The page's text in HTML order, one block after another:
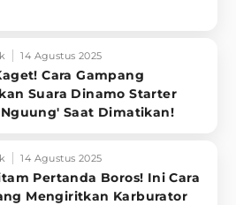
14 Agustus 2025
Cara Gampang
Suara Dinamo Starter
Saat Dimatikan!
14 Agustus 2025
Pertanda Boros! Ini Cara
Mengiritkan Karburator